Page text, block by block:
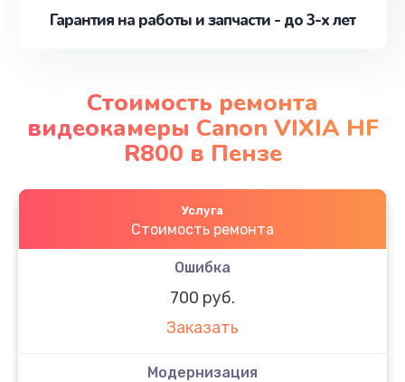
Гарантия на работы и запчасти - до 3-х лет
Стоимость ремонта
видеокамеры Canon VIXIA HF
R800 в Пензе
Услуга
Стоимость ремонта
Ошибка
700 руб.
Заказать
Модернизация